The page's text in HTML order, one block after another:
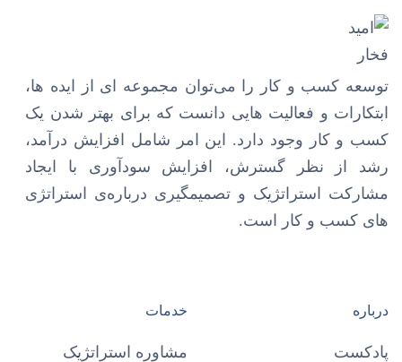
توسعه کسب و کار را می‌توان مجموعه ای از ایده ها،
ابتکارات و فعالیت هایی دانست که برای بهتر شدن یک
کسب و کار وجود دارد. این امر شامل افزایش درآمد،
رشد از نظر گسترش، افزایش سودآوری با ایجاد
مشارکت استراتژیک و تصمیمگیری درباره‌ی استراتژی
های کسب و کار است.
درباره
پادکست
خدمات
مشاوره استراتژیک